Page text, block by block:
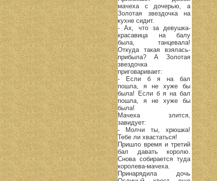
мачеха с дочерью, а
Золотая звездочка на
кухне сидит.
- Ах, что за девушка-
красавица на балу
была, танцевала!
Откуда такая взялась-
прибыла? А Золотая
звездочка
приговаривает:
- Если б я на бал
пошла, я не хуже бы
была! Если б я на бал
пошла, я не хуже бы
была!
Мачеха злится,
завидует:
- Молчи ты, хрюшка!
Тебе ли хвастаться!
Пришло время и третий
бал давать королю.
Снова собирается туда
королева-мачеха.
Принарядила дочь